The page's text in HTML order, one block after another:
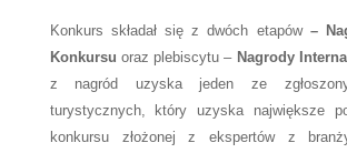
Konkurs składał się z dwóch etapów–
Konkursu oraz plebiscytu – Nagrody
z nagród uzyska jeden ze
turystycznych, który uzyska największe
konkursu złożonej z ekspertów z